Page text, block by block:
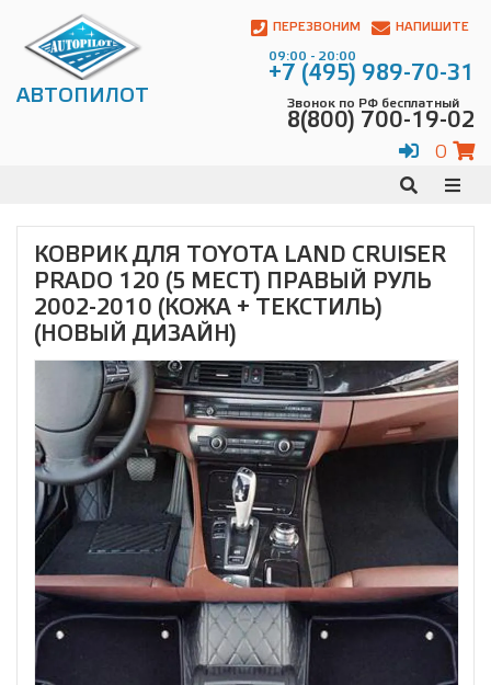
АВТОПИЛОТ
ПЕРЕЗВОНИМ НАПИШИТЕ
09:00 - 20:00
+7 (495) 989-70-31
Звонок по РФ бесплатный
8(800) 700-19-02
0
КОВРИК ДЛЯ TOYOTA LAND CRUISER
PRADO 120 (5 МЕСТ) ПРАВЫЙ РУЛЬ
2002-2010 (КОЖА + ТЕКСТИЛЬ)
(НОВЫЙ ДИЗАЙН)
Контакты:
Адрес:
Чагинская
700-
Телефон:+7
(495)
989-
info@avtopilot1.ru